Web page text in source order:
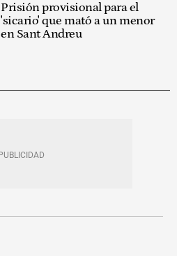
Prisión provisional para el
'sicario' que mató a un menor
en Sant Andreu